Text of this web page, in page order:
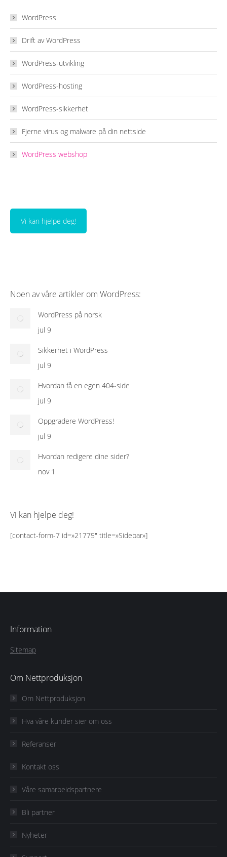
WordPress
Drift av WordPress
WordPress-utvikling
WordPress-hosting
WordPress-sikkerhet
Fjerne virus og malware på din nettside
WordPress webshop
Vi kan hjelpe deg!
Noen av våre artikler om WordPress:
WordPress på norsk
jul 9
Sikkerhet i WordPress
jul 9
Hvordan få en egen 404-side
jul 9
Oppgradere WordPress!
jul 9
Hvordan redigere dine sider?
nov 1
Vi kan hjelpe deg!
[contact-form-7 id=»21775″ title=»Sidebar»]
Information
Sitemap
Om Nettproduksjon
Om Nettproduksjon
Hva våre kunder sier om oss
Referanser
Kontakt oss
Våre samarbeidspartnere
Bli partner
Nyheter